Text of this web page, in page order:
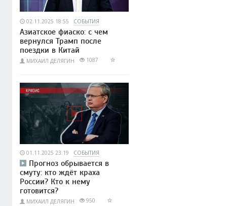
02.11.2025 18:55 СОБЫТИЯ
Азиатское фиаско: с чем
вернулся Трамп после
поездки в Китай
МИХАИЛ ДЕЛЯГИН 1087
01.11.2025 23:19 СОБЫТИЯ
Прогноз обрывается в
смуту: кто ждёт краха
России? Кто к нему
готовится?
МИХАИЛ ДЕЛЯГИН 950